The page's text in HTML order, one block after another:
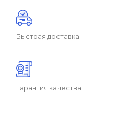
Быстрая доставка
Гарантия качества